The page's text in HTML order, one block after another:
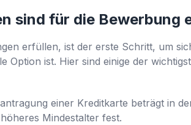
sind für die Bewerbung
erfüllen, ist der erste Schritt, um
Option ist. Hier sind einige der
einer Kreditkarte beträgt in
Mindestalter fest.